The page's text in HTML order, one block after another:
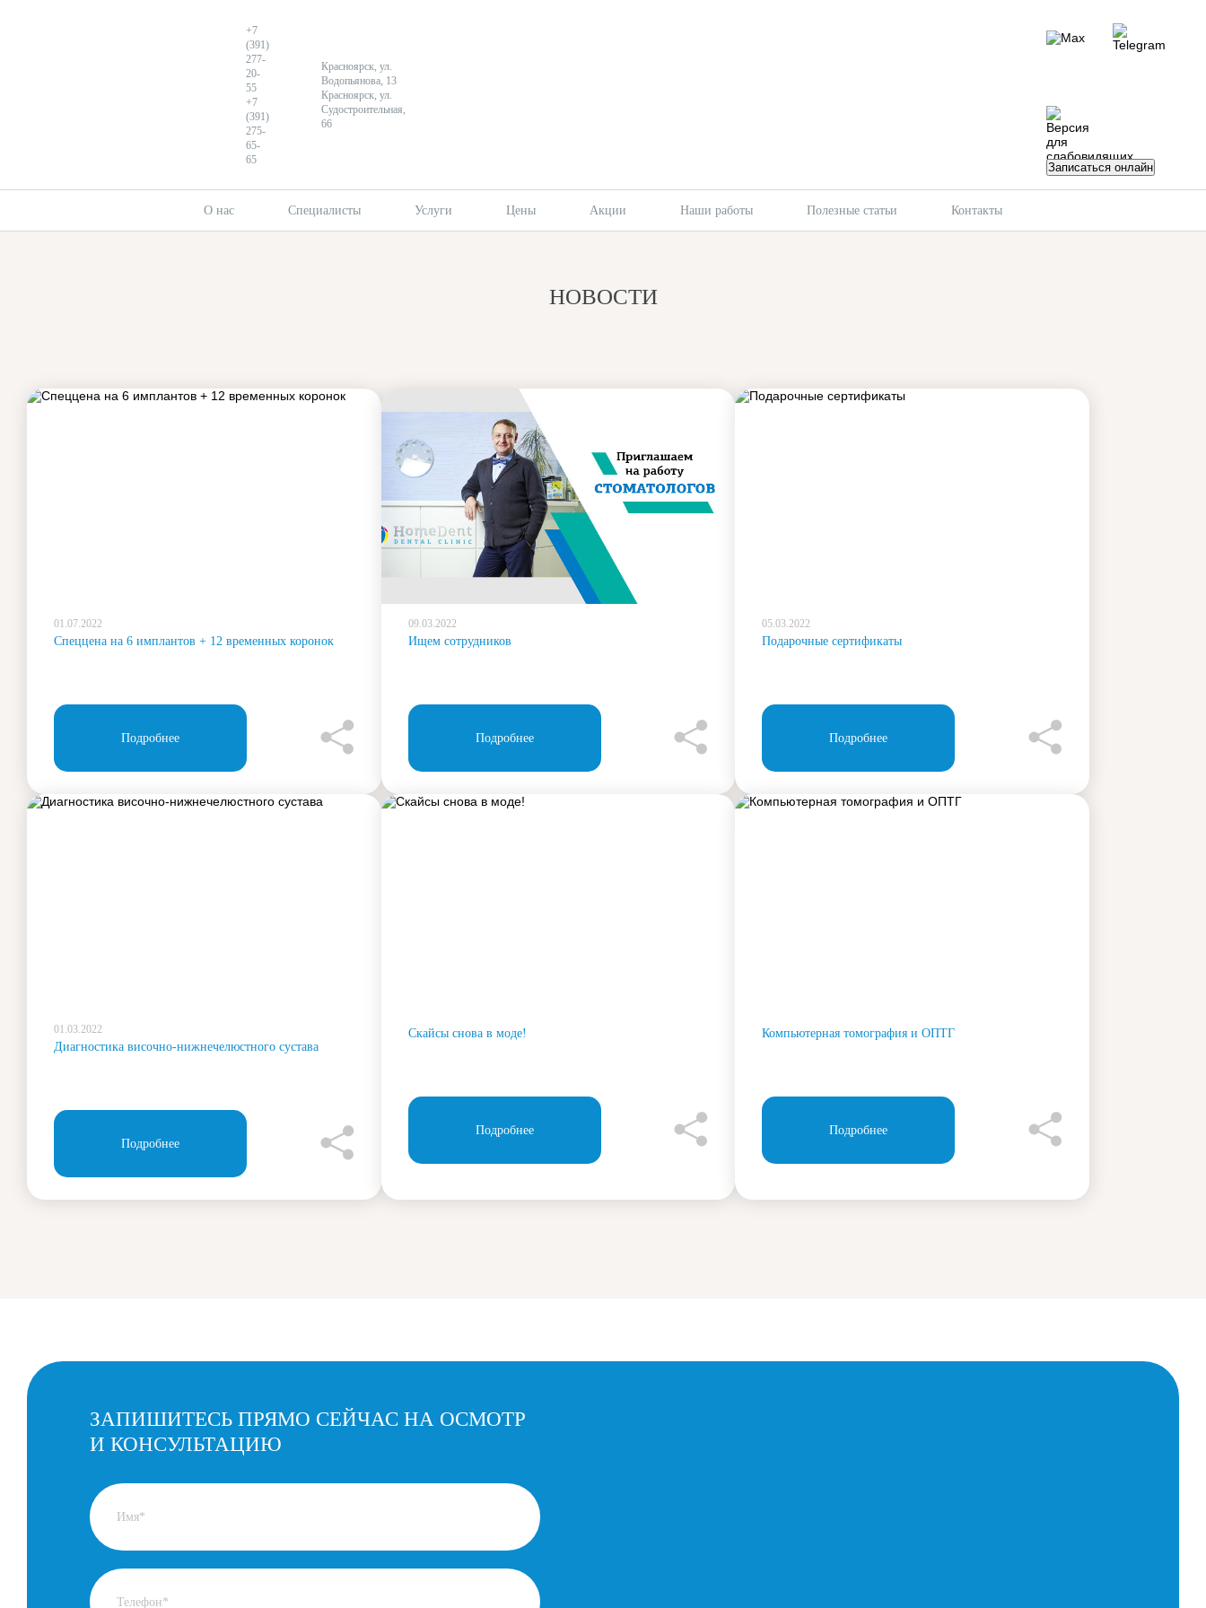
+7
(391)
277-
20-
55
+7
(391)
275-
65-
65
Красноярск, ул.
Водопьянова, 13
Красноярск, ул.
Судостроительная,
66
Записаться онлайн
О нас Специалисты Услуги Цены Акции Наши работы Полезные статьи Контакты
НОВОСТИ
01.07.2022
Спеццена на 6 имплантов + 12 временных коронок
Подробнее
09.03.2022
Ищем сотрудников
Подробнее
05.03.2022
Подарочные сертификаты
Подробнее
01.03.2022
Диагностика височно-нижнечелюстного сустава
Подробнее
Скайсы снова в моде!
Подробнее
Компьютерная томография и ОПТГ
Подробнее
ЗАПИШИТЕСЬ ПРЯМО СЕЙЧАС НА ОСМОТР
И КОНСУЛЬТАЦИЮ